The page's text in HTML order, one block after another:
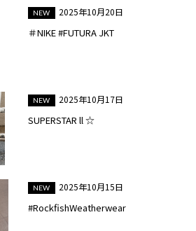
2025年10月20日
＃NIKE #FUTURA JKT
2025年10月17日
SUPERSTAR ll ☆
2025年10月15日
#RockfishWeatherwear